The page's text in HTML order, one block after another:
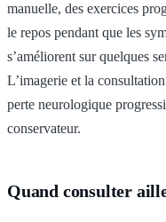
manuelle, des exercices
le repos pendant que les
s’améliorent sur quelques
L’imagerie et la
perte neurologique
conservateur.
Quand consulter